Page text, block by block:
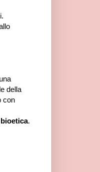
della
con
bioetica.